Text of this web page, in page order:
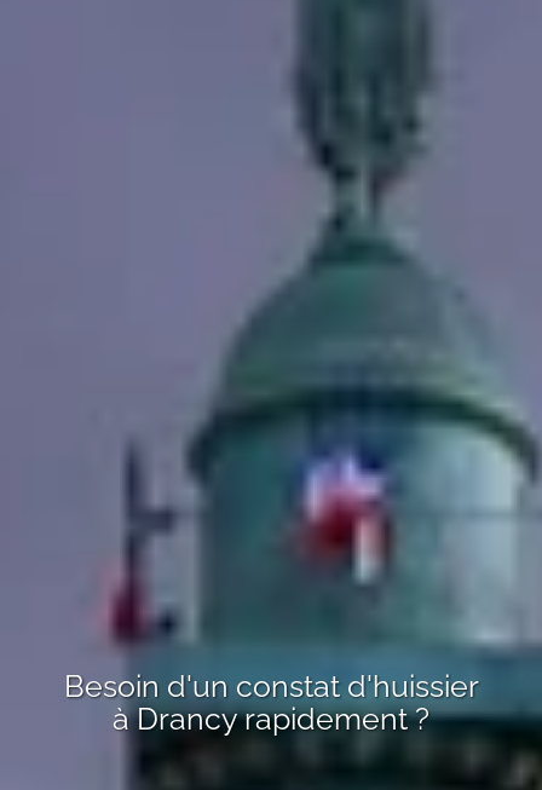
Besoin d'un constat d'huissier
àDrancyrapidement ?